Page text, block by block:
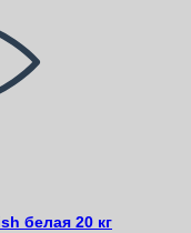
белая 20 кг